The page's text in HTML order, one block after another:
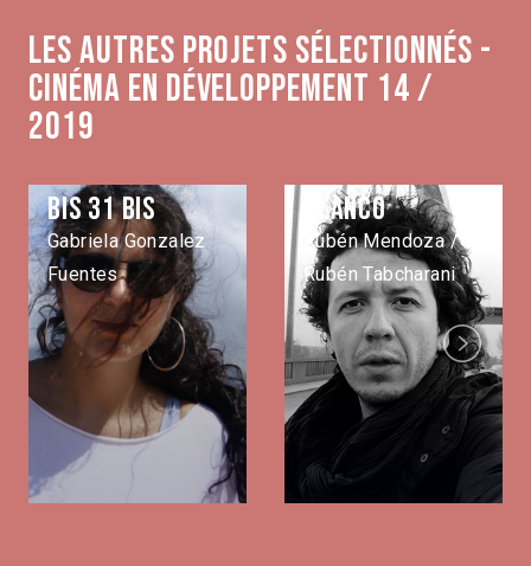
Les autres projets sélectionnés -
Cinéma en développement 14 /
2019
Bis 31 bis
Gabriela Gonzalez
Fuentes
Blanco
Rubén Mendoza /
Rubén Tabcharani
Next